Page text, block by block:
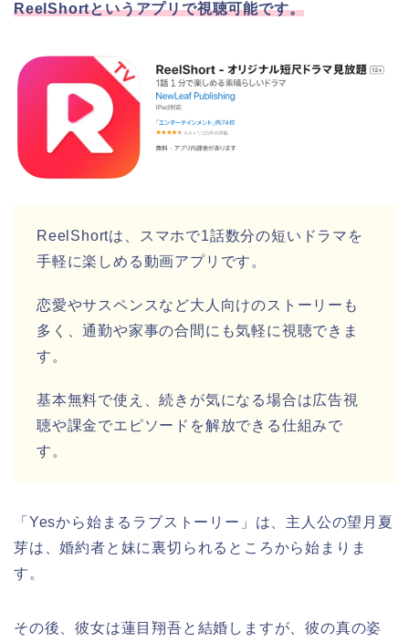
ReelShortというアプリで視聴可能です。
ReelShortは、スマホで1話数分の短いドラマを
手軽に楽しめる動画アプリです。
恋愛やサスペンスなど大人向けのストーリーも
多く、通勤や家事の合間にも気軽に視聴できま
す。
基本無料で使え、続きが気になる場合は広告視
聴や課金でエピソードを解放できる仕組みで
す。
「Yesから始まるラブストーリー」 は、主人公の望月夏
芽は、婚約者と妹に裏切られるところから始まりま
す。
その後、彼女は蓮目翔吾と結婚しますが、彼の真の姿